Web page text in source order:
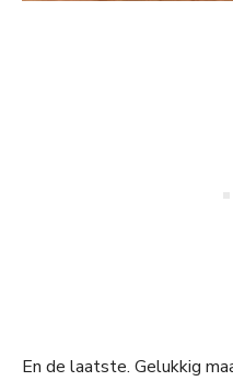
En de laatste. Gelukkig